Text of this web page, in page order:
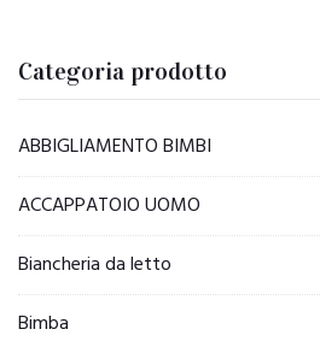
Categoria prodotto
ABBIGLIAMENTO BIMBI
ACCAPPATOIO UOMO
Biancheria da letto
Bimba